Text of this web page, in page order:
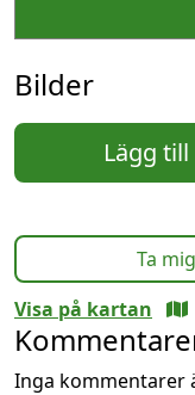
Bilder
Lägg
Ta
Visa på kartan
Inga kommentarer